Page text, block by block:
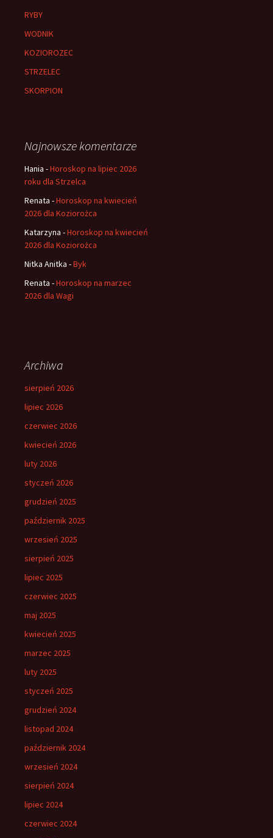
RYBY
WODNIK
KOZIOROZEC
STRZELEC
SKORPION
Najnowsze komentarze
Hania -Horoskop na lipiec 2026
roku dla Strzelca
Renata -Horoskop na kwiecień
2026 dla Koziorożca
Katarzyna -Horoskop na kwiecień
2026 dla Koziorożca
Nitka Anitka -Byk
Renata -Horoskop na marzec
2026 dla Wagi
Archiwa
sierpień 2026
lipiec 2026
czerwiec 2026
kwiecień 2026
luty 2026
styczeń 2026
grudzień 2025
październik 2025
wrzesień 2025
sierpień 2025
lipiec 2025
czerwiec 2025
maj 2025
kwiecień 2025
marzec 2025
luty 2025
styczeń 2025
grudzień 2024
listopad 2024
październik 2024
wrzesień 2024
sierpień 2024
lipiec 2024
czerwiec 2024